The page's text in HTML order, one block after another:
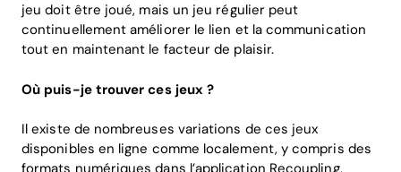
jeu doit être joué, mais un jeu régulier peut
continuellement améliorer le lien et la communication
tout en maintenant le facteur de plaisir.
Où puis-je trouver ces jeux ?
Il existe de nombreuses variations de ces jeux
disponibles en ligne comme localement, y compris des
formats numériques dans l’application Recoupling,